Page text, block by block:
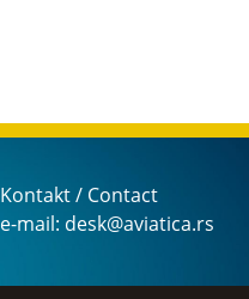
Kontakt / Contact
e-mail: desk@aviatica.rs